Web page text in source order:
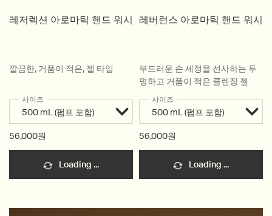
레저렉션 아로마틱 핸드 워시
깔끔한, 거품이 적은, 젤 타입
사이즈
56,000원
Loading ...
레버런스 아로마틱 핸드 워시
부드러운 손 세정을 선사하는 투
명하고 거품이 적은 클렌징 젤
사이즈
56,000원
Loading ...